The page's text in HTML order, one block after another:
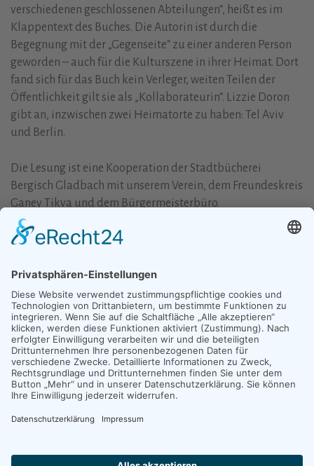
verschiedenen geschlossenen Abteilungen“, heißt es im
Klappentext des Buches. Die Autorin ist durch die
Begegnung mit der „Gegenseite“ zu einer anderen Person
geworden – auch für die Kulturszene in ihrer Heimat. Dort
fand sich für das Buch kein Verleger, weiten Teilen der
Öffentlichkeit gilt sie als „Kollaborateurin“. Lizzie Doron
gibt an, inzwischen zwei Heimatorte zu haben: Tel Aviv
und Berlin.
Die Lesung ist eine Kooperation der Stadtbücherei
Bergisch Gladbach mit unserem Verein, dem Freundeskreis
Ganey Tikva und dem Bürgermeisterbüro.
51465 Bergisch Gladbach,
Tickets im Vorverkaufin der Stadtbücherei Bergisch
Gladbach, in der Stadtteilbücherei Bensberg und im
Bergischen Löwen (10 Euro).
Mehr lesen:Flyer der Stadtbibliothek
navigation
nächstes Jahr“